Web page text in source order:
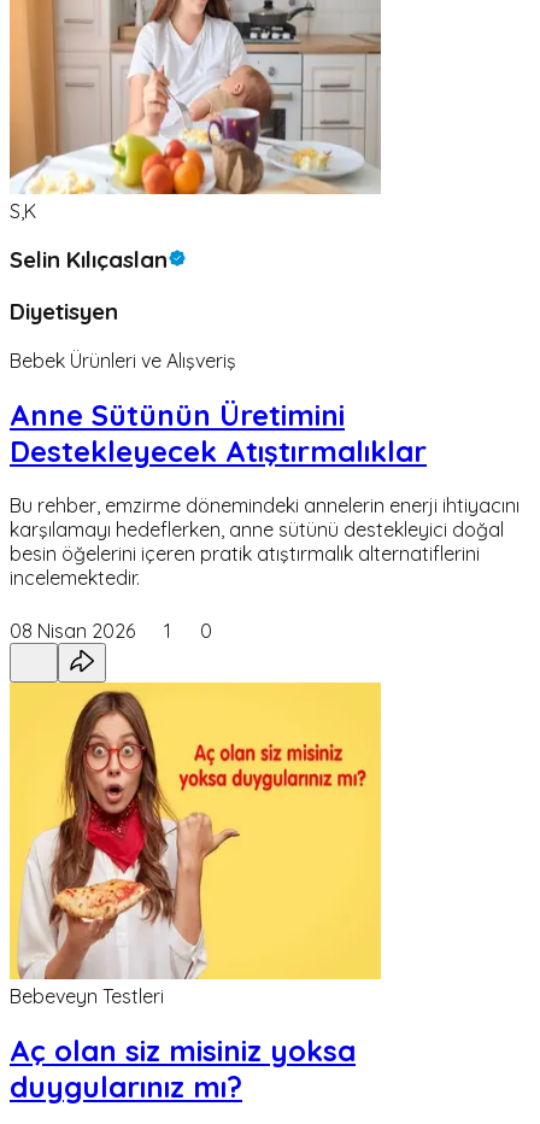
S,K
Selin Kılıçaslan
Diyetisyen
Bebek Ürünleri ve Alışveriş
Anne Sütünün Üretimini
Destekleyecek Atıştırmalıklar
Bu rehber, emzirme dönemindeki annelerin enerji ihtiyacını
karşılamayı hedeflerken, anne sütünü destekleyici doğal
besin öğelerini içeren pratik atıştırmalık alternatiflerini
incelemektedir.
08 Nisan 2026 1 0
Bebeveyn Testleri
Aç olan siz misiniz yoksa
duygularınız mı?